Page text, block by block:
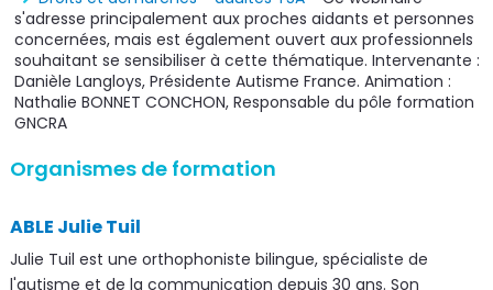
s'adresse principalement aux proches aidants et personnes
concernées, mais est également ouvert aux professionnels
souhaitant se sensibiliser à cette thématique. Intervenante :
Danièle Langloys, Présidente Autisme France. Animation :
Nathalie BONNET CONCHON, Responsable du pôle formation
GNCRA
Organismes de formation
ABLE Julie Tuil
Julie Tuil est une orthophoniste bilingue, spécialiste de
l'autisme et de la communication depuis 30 ans. Son